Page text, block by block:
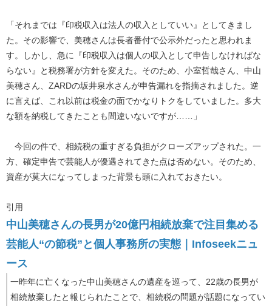
「それまでは『印税収入は法人の収入としていい』としてきまし
た。その影響で、美穂さんは長者番付で公示外だったと思われま
す。しかし、急に『印税収入は個人の収入として申告しなければな
らない』と税務署が方針を変えた。そのため、小室哲哉さん、中山
美穂さん、ZARDの坂井泉水さんが申告漏れを指摘されました。逆
に言えば、これ以前は税金の面でかなりトクをしていました。多大
な額を納税してきたことも間違いないですが……」
今回の件で、相続税の重すぎる負担がクローズアップされた。一
方、確定申告で芸能人が優遇されてきた点は否めない。そのため、
資産が莫大になってしまった背景も頭に入れておきたい。
引用
中山美穂さんの長男が20億円相続放棄で注目集める
芸能人“の節税”と個人事務所の実態｜Infoseekニュ
ース
一昨年に亡くなった中山美穂さんの遺産を巡って、22歳の長男が
相続放棄したと報じられたことで、相続税の問題が話題になってい